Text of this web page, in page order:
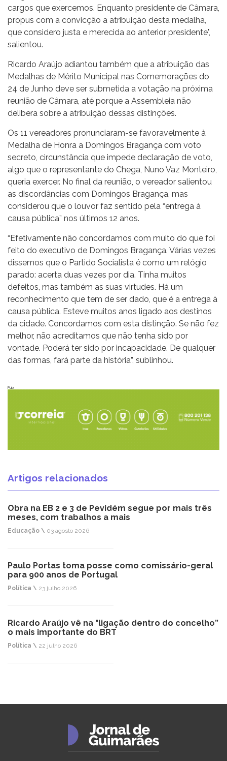
cargos que exercemos. Enquanto presidente de Câmara,
propus com a convicção a atribuição desta medalha,
que considero justa e merecida ao anterior presidente",
salientou.
Ricardo Araújo adiantou também que a atribuição das
Medalhas de Mérito Municipal nas Comemorações do
24 de Junho deve ser submetida a votação na próxima
reunião de Câmara, até porque a Assembleia não
delibera sobre a atribuição dessas distinções.
Os 11 vereadores pronunciaram-se favoravelmente à
Medalha de Honra a Domingos Bragança com voto
secreto, circunstância que impede declaração de voto,
algo que o representante do Chega, Nuno Vaz Monteiro,
queria exercer. No final da reunião, o vereador salientou
as discordâncias com Domingos Bragança, mas
considerou que o louvor faz sentido pela “entrega à
causa pública” nos últimos 12 anos.
“Efetivamente não concordamos com muito do que foi
feito do executivo de Domingos Bragança. Várias vezes
dissemos que o Partido Socialista é como um relógio
parado: acerta duas vezes por dia. Tinha muitos
defeitos, mas também as suas virtudes. Há um
reconhecimento que tem de ser dado, que é a entrega à
causa pública. Esteve muitos anos ligado aos destinos
da cidade. Concordamos com esta distinção. Se não fez
melhor, não acreditamos que não tenha sido por
vontade. Poderá ter sido por incapacidade. De qualquer
das formas, fará parte da história”, sublinhou.
Pub
Artigos relacionados
Obra na EB 2 e 3 de Pevidém segue por mais três
meses, com trabalhos a mais
Educação \ 03 agosto 2026
Paulo Portas toma posse como comissário-geral
para 900 anos de Portugal
Política \ 23 julho 2026
Ricardo Araújo vê na "ligação dentro do concelho”
o mais importante do BRT
Política \ 22 julho 2026